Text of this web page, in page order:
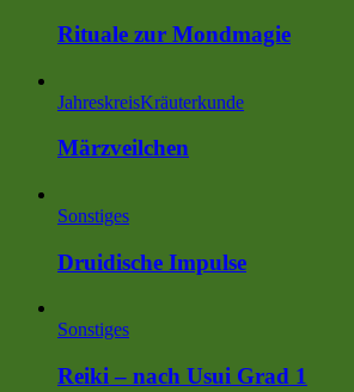
Rituale zur Mondmagie
JahreskreisKräuterkunde
Märzveilchen
Sonstiges
Druidische Impulse
Sonstiges
Reiki – nach Usui Grad 1